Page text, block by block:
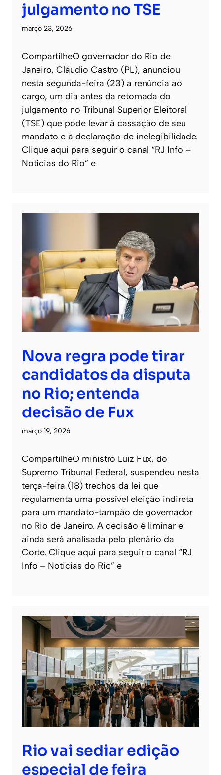
julgamento no TSE
março 23, 2026
CompartilheO governador do Rio de
Janeiro, Cláudio Castro (PL), anunciou
nesta segunda-feira (23) a renúncia ao
cargo, um dia antes da retomada do
julgamento no Tribunal Superior Eleitoral
(TSE) que pode levar à cassação de seu
mandato e à declaração de inelegibilidade.
Clique aqui para seguir o canal “RJ Info –
Noticias do Rio” e
Nova regra pode tirar
candidatos da disputa
no Rio; entenda
decisão de Fux
março 19, 2026
CompartilheO ministro Luiz Fux, do
Supremo Tribunal Federal, suspendeu nesta
terça-feira (18) trechos da lei que
regulamenta uma possível eleição indireta
para um mandato-tampão de governador
no Rio de Janeiro. A decisão é liminar e
ainda será analisada pelo plenário da
Corte. Clique aqui para seguir o canal “RJ
Info – Noticias do Rio” e
Rio vai sediar edição
especial de feira